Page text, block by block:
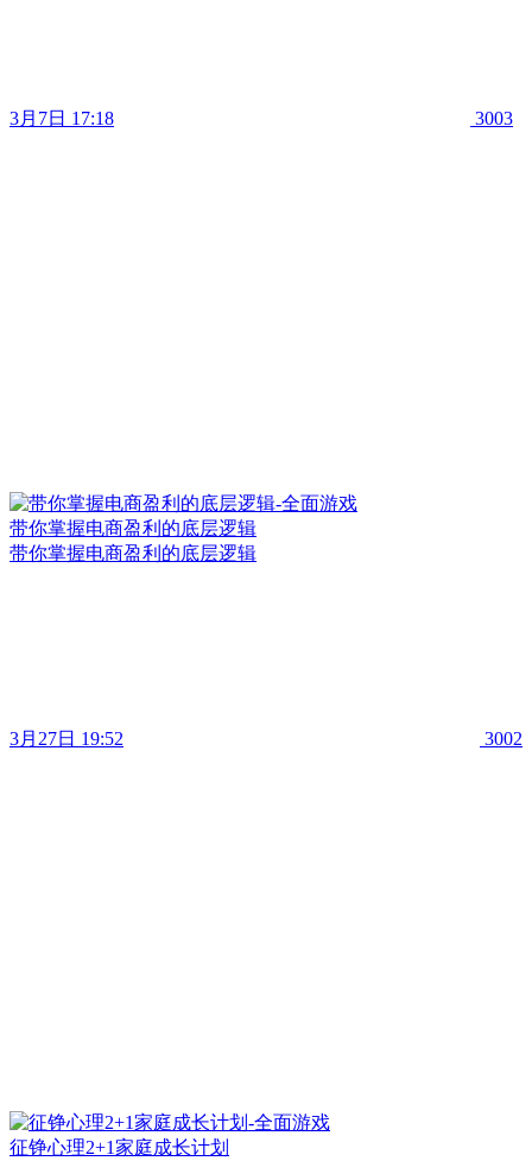
3月7日 17:18 3003
带你掌握电商盈利的底层逻辑
带你掌握电商盈利的底层逻辑
3月27日 19:52 3002
征铮心理2+1家庭成长计划